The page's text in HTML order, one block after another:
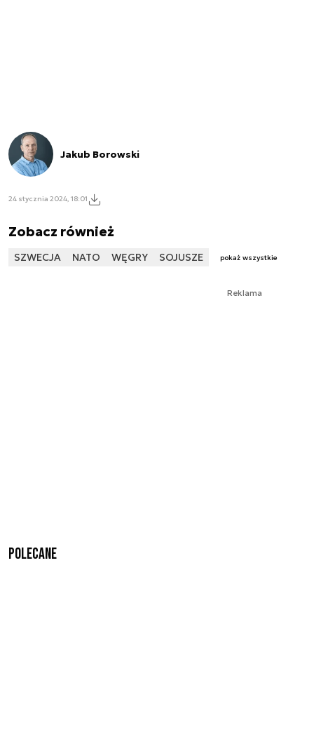
Jakub Borowski
24 stycznia 2024, 18:01
Zobacz również
SZWECJA NATO WĘGRY SOJUSZE pokaż wszystkie
Reklama
Polecane